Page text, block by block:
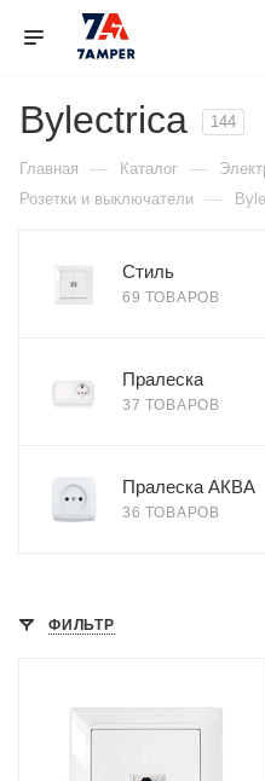
Bylectrica 144
Главная — Каталог —
Розетки и выключатели —
Стиль
69 ТОВАРОВ
Пралеска
37 ТОВАРОВ
Пралеска АКВА
36 ТОВАРОВ
ФИЛЬТР